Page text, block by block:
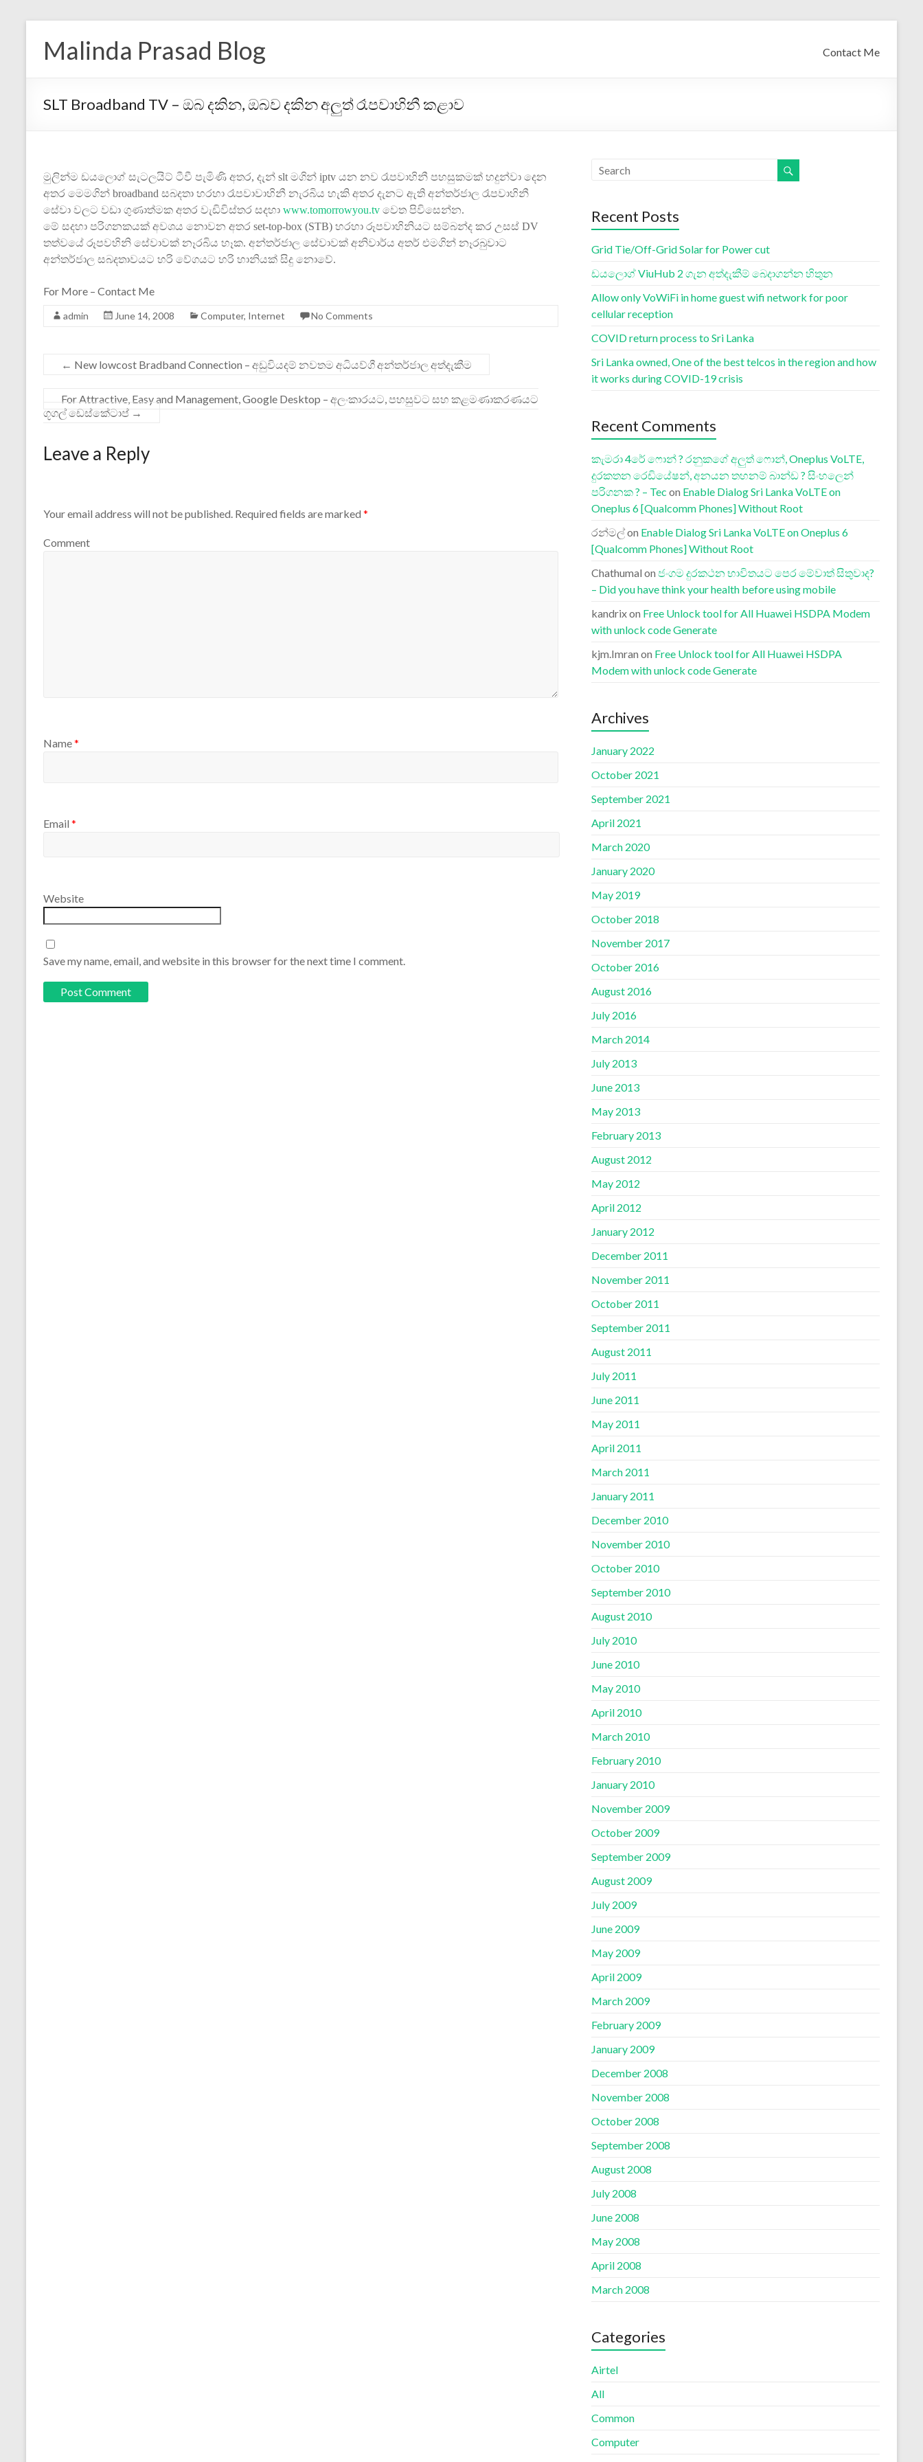
Malinda Prasad Blog Contact Me
SLT Broadband TV – ඔබ දකින, ඔබව දකින අලුත් රෑපවාහිනී කළාව
මුලින්ම ඩයලොග් සැ‍ටලයි‍ට් ටීවී පැමිණි අතර, දැන් slt මගින් iptv යන නව රෑපවාහිනී ‍පහසුකමක් හදුන්‍වා දෙන
අතර මෙමගින් broadband සබදතා හරහා රෑපවාවාහිනී නැරබිය හැකි අතර දැන‍ට ඇති අන්තර්ජාල රෑප‍වාහිනී
සේවා වලට වඩා ගුණාත්මක අතර වැ‍ඩිවිස්තර සදහා www.tomorrowyou.tv වෙත පිවිසෙන්න.
මේ සදහා පරිගනකයක් අවශය නොවන අතර set-top-box (STB) හරහා රූපවාහිනියට සම්බන්ද කර උසස් DV
තත්වයේ රූපවහිනි සේවාවක් නෑරබිය හෑක. අන්තර්ජාල සේවාවක් අනිවාර්ය අතර් එමගින් නෑරබුවාට
අන්තර්ජාල සබදතාවයට හරි වේගයට හරි හානියක් සිදු නොවේ.
For More – Contact Me
admin June 14, 2008 Computer, Internet No Comments
← New lowcost Bradband Connection – අඩුවියදම් නවතම අධියව්ගී අන්තර්ජාල අත්දැකීම
For Attractive, Easy and Management, Google Desktop – අලංකාරයට, පහසුව‍ට සහ කළමණාකරණය‍ට
ගූගල් ඩෙස්ක්‍ටොප් →
Leave a Reply
Your email address will not be published. Required fields are marked *
Comment
Name*
Email *
Website
Save my name, email, and website in this browser for the next time I comment.
Recent Posts
Grid Tie/Off-Grid Solar for Power cut
ඩයලොග් ViuHub 2 ගැන අත්දැකීම් බෙදාගන්න හිතුන
Allow only VoWiFi in home guest wifi network for poor
cellular reception
COVID return process to Sri Lanka
Sri Lanka owned, One of the best telcos in the region and how
it works during COVID-19 crisis
Recent Comments
කැමරා 4රේ ෆොන් ? රනුකගේ අලුත් ෆොන්, Oneplus VoLTE,
දුරකතන රෙඩියේෂන්, අනයන තහනම් බාන්ඩ ? සිංහලෙන්
පරිගනක ? – Tec on Enable Dialog Sri Lanka VoLTE on
Oneplus 6 [Qualcomm Phones] Without Root
රන්මල්on Enable Dialog Sri Lanka VoLTE on Oneplus 6
[Qualcomm Phones] Without Root
Chathumal on ජංගම දුරකථන භාවිතයට පෙර මේවාත් සිතුවාද?
– Did you have think your health before using mobile
kandrixon Free Unlock tool for All Huawei HSDPA Modem
with unlock code Generate
kjm.Imran on Free Unlock tool for All Huawei HSDPA
Modem with unlock code Generate
Archives
January 2022
October 2021
September 2021
April 2021
March 2020
January 2020
May 2019
October 2018
November 2017
October 2016
August 2016
July 2016
March 2014
July 2013
June 2013
May 2013
February 2013
August 2012
May 2012
April 2012
January 2012
December 2011
November 2011
October 2011
September 2011
August 2011
July 2011
June 2011
May 2011
April 2011
March 2011
January 2011
December 2010
November 2010
October 2010
September 2010
August 2010
July 2010
June 2010
May 2010
April 2010
March 2010
February 2010
January 2010
November 2009
October 2009
September 2009
August 2009
July 2009
June 2009
May 2009
April 2009
March 2009
February 2009
January 2009
December 2008
November 2008
October 2008
September 2008
August 2008
July 2008
June 2008
May 2008
April 2008
March 2008
Categories
Airtel
All
Common
Computer